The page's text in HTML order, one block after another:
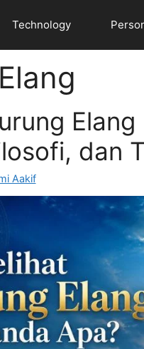
Technology
dan
Aakif